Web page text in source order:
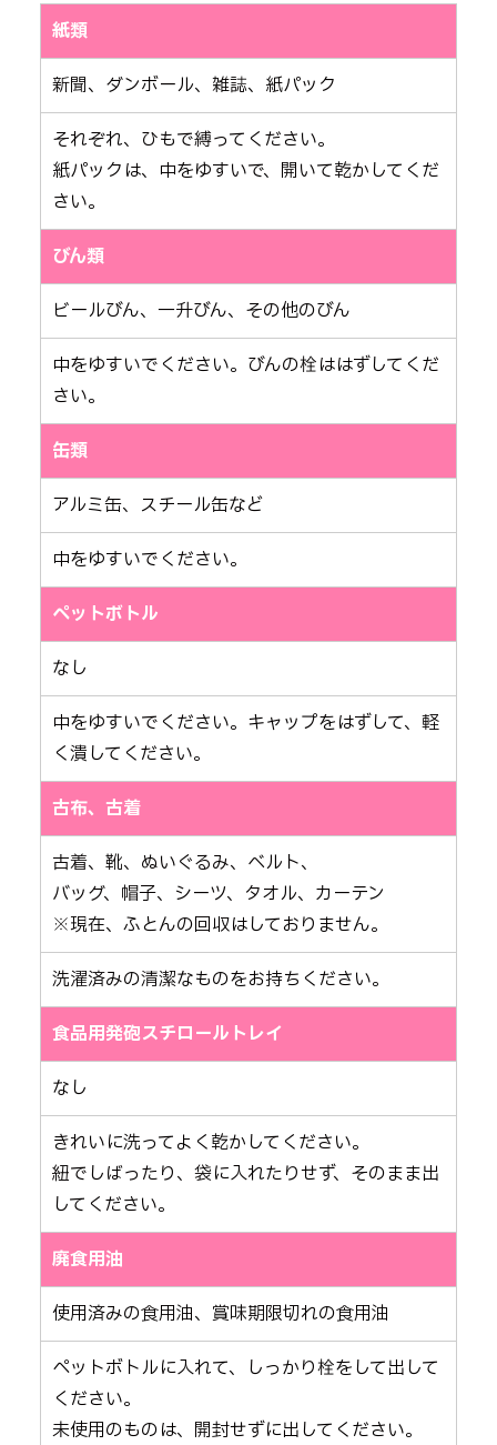
紙類
新聞、ダンボール、雑誌、紙パック
それぞれ、ひもで縛ってください。
紙パックは、中をゆすいで、開いて乾かしてくだ
さい。
びん類
ビールびん、一升びん、その他のびん
中をゆすいでください。びんの栓ははずしてくだ
さい。
缶類
アルミ缶、スチール缶など
中をゆすいでください。
ペットボトル
なし
中をゆすいでください。キャップをはずして、軽
く潰してください。
古布、古着
古着、靴、ぬいぐるみ、ベルト、
バッグ、帽子、シーツ、タオル、カーテン
※現在、ふとんの回収はしておりません。
洗濯済みの清潔なものをお持ちください。
食品用発砲スチロールトレイ
なし
きれいに洗ってよく乾かしてください。
紐でしばったり、袋に入れたりせず、そのまま出
してください。
廃食用油
使用済みの食用油、賞味期限切れの食用油
ペットボトルに入れて、しっかり栓をして出して
ください。
未使用のものは、開封せずに出してください。